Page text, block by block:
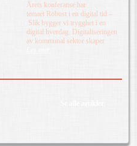
Årets konferanse har
temaet Robust i en digital tid –
Slik bygger vi trygghet i en
digital hverdag. Digitaliseringen
av kommunal sektor skaper